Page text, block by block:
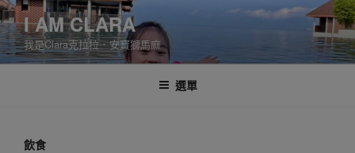
跳
至
主
要
I AM CLARA
我是Clara克拉拉．安寶獅馬麻
選單
飲食